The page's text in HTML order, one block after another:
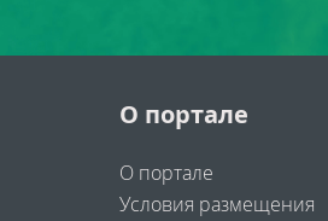
О портале
О портале
Условия размещения